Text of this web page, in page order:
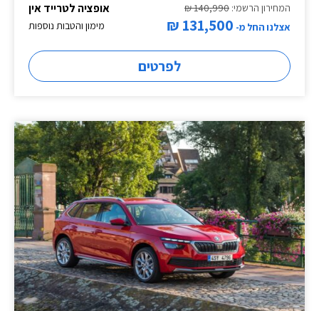
אופציה לטרייד אין
המחירון הרשמי: 140,990 ₪
מימון והטבות נוספות
אצלנו החל מ- 131,500 ₪
לפרטים